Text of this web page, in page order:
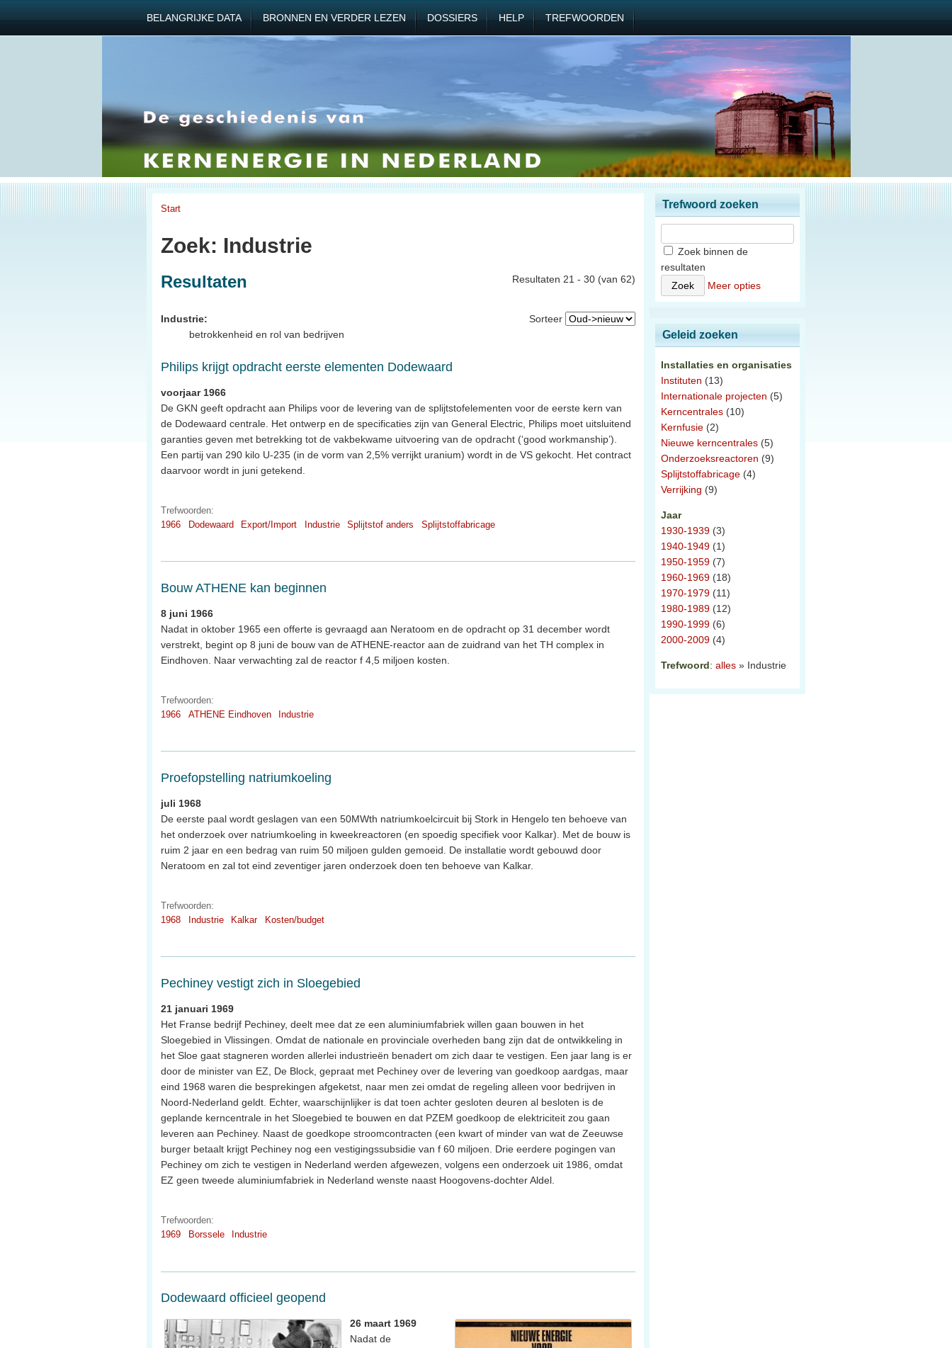
BELANGRIJKE DATA BRONNEN EN VERDER LEZEN DOSSIERS HELP TREFWOORDEN
Start
Zoek: Industrie
Resultaten 21 - 30 (van 62)
Resultaten
Sorteer
Industrie:
betrokkenheid en rol van bedrijven
Philips krijgt opdracht eerste elementen Dodewaard
voorjaar 1966
De GKN geeft opdracht aan Philips voor de levering van de splijtstofelementen voor de eerste kern van
de Dodewaard centrale. Het ontwerp en de specificaties zijn van General Electric, Philips moet uitsluitend
garanties geven met betrekking tot de vakbekwame uitvoering van de opdracht (‘good workmanship’).
Een partij van 290 kilo U-235 (in de vorm van 2,5% verrijkt uranium) wordt in de VS gekocht. Het contract
daarvoor wordt in juni getekend.
Trefwoorden:
1966
Dodewaard Export/Import Industrie Splijtstof anders Splijtstoffabricage
Bouw ATHENE kan beginnen
8 juni 1966
Nadat in oktober 1965 een offerte is gevraagd aan Neratoom en de opdracht op 31 december wordt
verstrekt, begint op 8 juni de bouw van de ATHENE-reactor aan de zuidrand van het TH complex in
Eindhoven. Naar verwachting zal de reactor f 4,5 miljoen kosten.
Trefwoorden:
1966
ATHENE Eindhoven Industrie
Proefopstelling natriumkoeling
juli 1968
De eerste paal wordt geslagen van een 50MWth natriumkoelcircuit bij Stork in Hengelo ten behoeve van
het onderzoek over natriumkoeling in kweekreactoren (en spoedig specifiek voor Kalkar). Met de bouw is
ruim 2 jaar en een bedrag van ruim 50 miljoen gulden gemoeid. De installatie wordt gebouwd door
Neratoom en zal tot eind zeventiger jaren onderzoek doen ten behoeve van Kalkar.
Trefwoorden:
1968
Industrie Kalkar Kosten/budget
Pechiney vestigt zich in Sloegebied
21 januari 1969
Het Franse bedrijf Pechiney, deelt mee dat ze een aluminiumfabriek willen gaan bouwen in het
Sloegebied in Vlissingen. Omdat de nationale en provinciale overheden bang zijn dat de ontwikkeling in
het Sloe gaat stagneren worden allerlei industrieën benadert om zich daar te vestigen. Een jaar lang is er
door de minister van EZ, De Block, gepraat met Pechiney over de levering van goedkoop aardgas, maar
eind 1968 waren die besprekingen afgeketst, naar men zei omdat de regeling alleen voor bedrijven in
Noord-Nederland geldt. Echter, waarschijnlijker is dat toen achter gesloten deuren al besloten is de
geplande kerncentrale in het Sloegebied te bouwen en dat PZEM goedkoop de elektriciteit zou gaan
leveren aan Pechiney. Naast de goedkope stroomcontracten (een kwart of minder van wat de Zeeuwse
burger betaalt krijgt Pechiney nog een vestigingssubsidie van f 60 miljoen. Drie eerdere pogingen van
Pechiney om zich te vestigen in Nederland werden afgewezen, volgens een onderzoek uit 1986, omdat
EZ geen tweede aluminiumfabriek in Nederland wenste naast Hoogovens-dochter Aldel.
Trefwoorden:
1969
Borssele Industrie
Dodewaard officieel geopend
26 maart 1969
Nadat de
Trefwoord zoeken
Zoek binnen de
resultaten
Meer opties
Geleid zoeken
Installaties en organisaties
Instituten (13)
Internationale projecten (5)
Kerncentrales (10)
Kernfusie (2)
Nieuwe kerncentrales (5)
Onderzoeksreactoren (9)
Splijtstoffabricage (4)
Verrijking (9)
Jaar
1930-1939 (3)
1940-1949 (1)
1950-1959 (7)
1960-1969 (18)
1970-1979 (11)
1980-1989 (12)
1990-1999 (6)
2000-2009 (4)
Trefwoord: alles » Industrie